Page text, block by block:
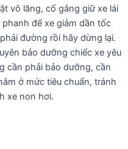
vô lăng, cố gắng giữ xe lái
để xe giảm dần tốc
đường rồi hãy dừng lại.
bảo dưỡng chiếc xe yêu
cần phải bảo dưỡng, cần
ở mức tiêu chuẩn, tránh
xe non hơi.